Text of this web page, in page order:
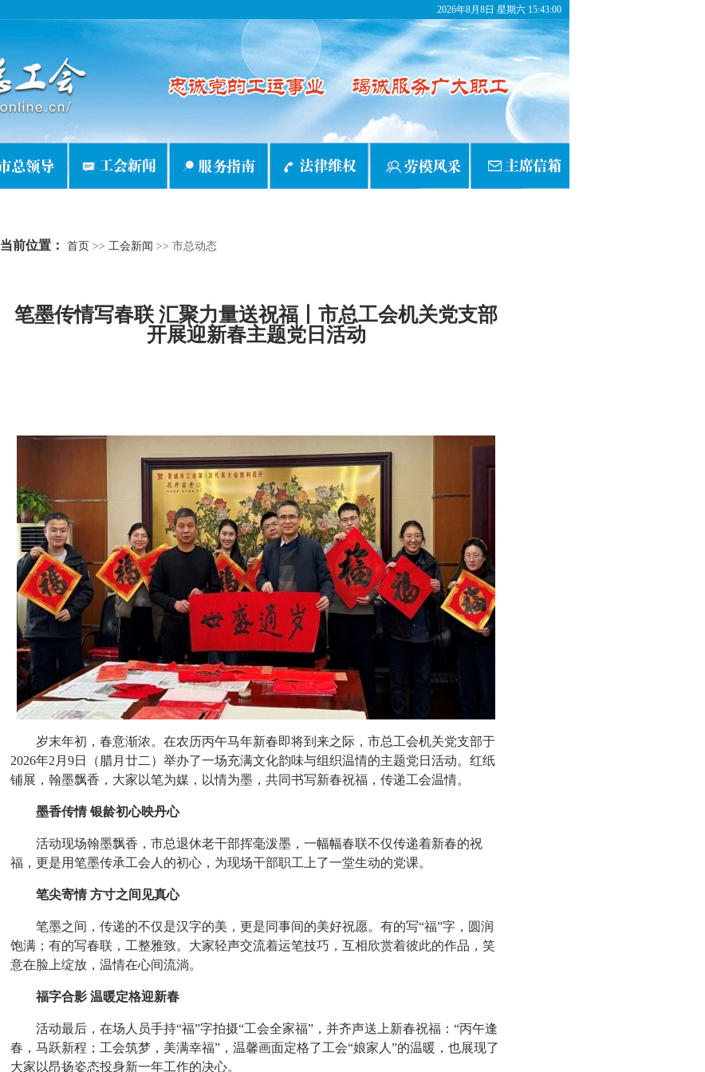
2026年8月8日 星期六 15:43:00
当前位置： 首页 >> 工会新闻 >> 市总动态
笔墨传情写春联 汇聚力量送祝福丨市总工会机关党支部
开展迎新春主题党日活动
岁末年初，春意渐浓。在农历丙午马年新春即将到来之际，市总工会机关党支部于
2026年2月9日（腊月廿二）举办了一场充满文化韵味与组织温情的主题党日活动。红纸
铺展，翰墨飘香，大家以笔为媒，以情为墨，共同书写新春祝福，传递工会温情。
墨香传情 银龄初心映丹心
活动现场翰墨飘香，市总退休老干部挥毫泼墨，一幅幅春联不仅传递着新春的祝
福，更是用笔墨传承工会人的初心，为现场干部职工上了一堂生动的党课。
笔尖寄情 方寸之间见真心
笔墨之间，传递的不仅是汉字的美，更是同事间的美好祝愿。有的写“福”字，圆润
饱满；有的写春联，工整雅致。大家轻声交流着运笔技巧，互相欣赏着彼此的作品，笑
意在脸上绽放，温情在心间流淌。
福字合影 温暖定格迎新春
活动最后，在场人员手持“福”字拍摄“工会全家福”，并齐声送上新春祝福：“丙午逢
春，马跃新程；工会筑梦，美满幸福”，温馨画面定格了工会“娘家人”的温暖，也展现了
大家以昂扬姿态投身新一年工作的决心。